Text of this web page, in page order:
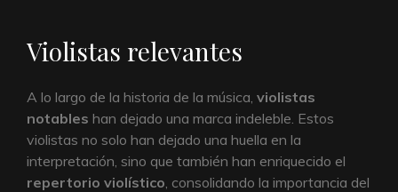
Violistas relevantes
A lo largo de la historia de la música, violistas
notables han dejado una marca indeleble. Estos
violistas no solo han dejado una huella en la
interpretación, sino que también han enriquecido el
repertorio violístico , consolidando la importancia del